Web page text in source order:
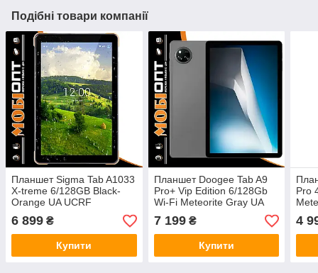
Подібні товари компанії
Планшет Sigma Tab A1033
X-treme 6/128GB Black-
Orange UA UCRF
6 899 ₴
Купити
Планшет Doogee Tab A9
Pro+ Vip Edition 6/128Gb
Wi-Fi Meteorite Gray UA
UCRF
7 199₴
Купити
Pro
4